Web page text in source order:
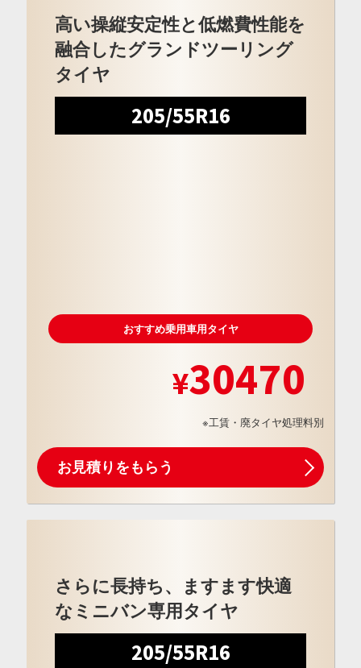
高い操縦安定性と低燃費性能を
融合したグランドツーリング
タイヤ
205/55R16
おすすめ乗用車用タイヤ
30470
※工賃・廃タイヤ処理料別
お見積りをもらう
さらに長持ち、ますます快適
なミニバン専用タイヤ
205/55R16